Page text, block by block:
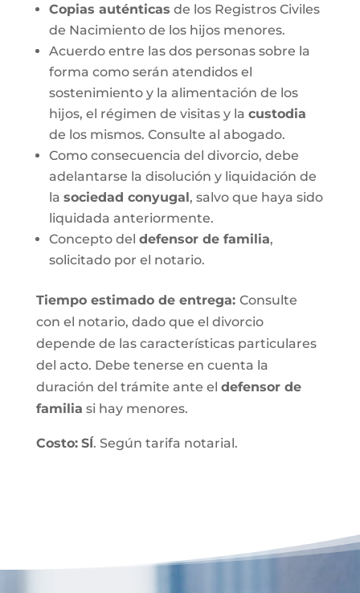
Copias auténticas de los Registros Civiles
de Nacimiento de los hijos menores.
Acuerdo entre las dos personas sobre la
forma como serán atendidos el
sostenimiento y la alimentación de los
hijos, el régimen de visitas y la custodia
de los mismos. Consulte al abogado.
Como consecuencia del divorcio, debe
adelantarse la disolución y liquidación de
la sociedad conyugal, salvo que haya sido
liquidada anteriormente.
Concepto del defensor de familia,
solicitado por el notario.
Tiempo estimado de entrega: Consulte
con el notario, dado que el divorcio
depende de las características particulares
del acto. Debe tenerse en cuenta la
duración del trámite ante el defensor de
familia si hay menores.
Costo: SÍ. Según tarifa notarial.